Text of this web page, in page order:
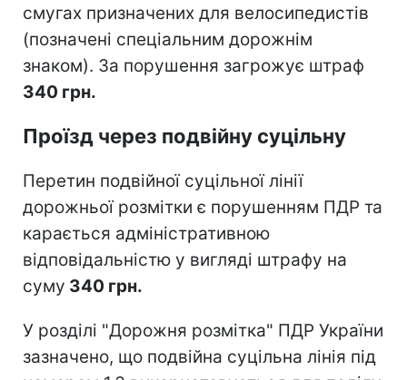
смугах призначених для велосипедистів
(позначені спеціальним дорожнім
знаком). За порушення загрожує штраф
340 грн.
Проїзд через подвійну суцільну
Перетин подвійної суцільної лінії
дорожньої розмітки є порушенням ПДР та
карається адміністративною
відповідальністю у вигляді штрафу на
суму 340 грн.
У розділі "Дорожня розмітка" ПДР України
зазначено, що подвійна суцільна лінія під